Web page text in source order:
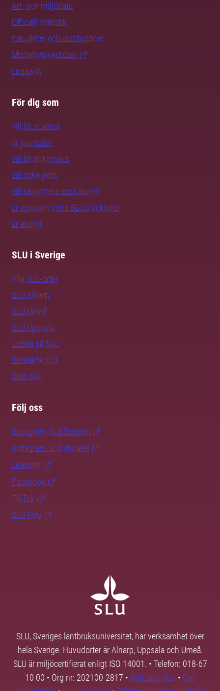
Art- och miljödata
Officiell statistik
Fakulteter och institutioner
Medarbetarwebben
Logga in
För dig som
vill bli student
är journalist
vill bli doktorand
vill söka jobb
vill rapportera om naturen
är verksam inom SLU:s sektorer
är alumn
SLU i Sverige
Alla SLU-orter
SLU Alnarp
SLU Umeå
SLU Uppsala
Jobba på SLU
Kontakta SLU
Stöd SLU
Följ oss
Instagram SLU.Sweden
Instagram SLU.student
LinkedIn
Facebook
TikTok
SLU Play
SLU, Sveriges lantbruksuniversitet, har verksamhet över
hela Sverige. Huvudorter är Alnarp, Uppsala och Umeå.
SLU är miljöcertifierat enligt ISO 14001. • Telefon: 018-67
10 00 • Org nr: 202100-2817 • Kontakta SLU • Om